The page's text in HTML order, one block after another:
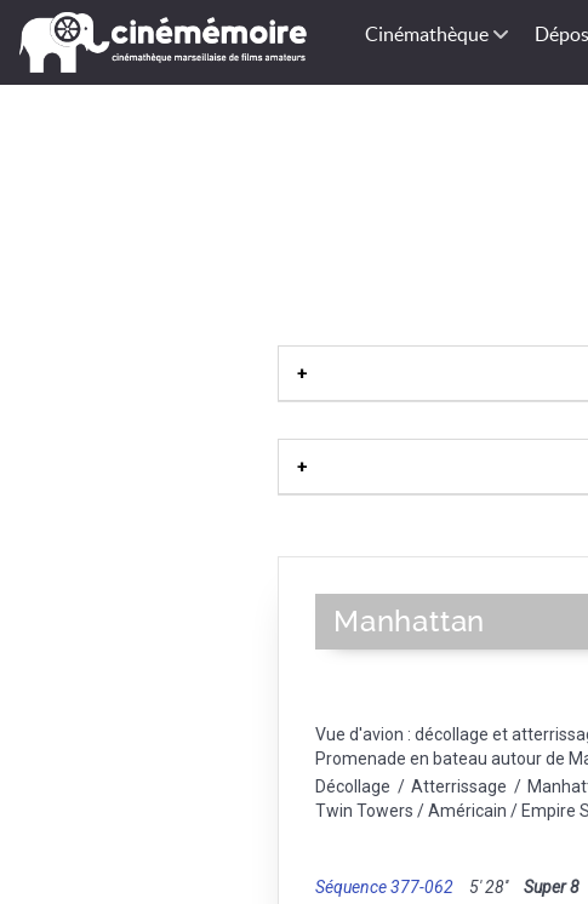
Cinémathèque
Station thermale|Site historique|
Manhattan
Vue d'avion : décollage et
Promenade en bateau autour de
Décollage / Atterrissage /
Twin Towers / Américain / Empire
Séquence 377-062 5' 28'' Super 8